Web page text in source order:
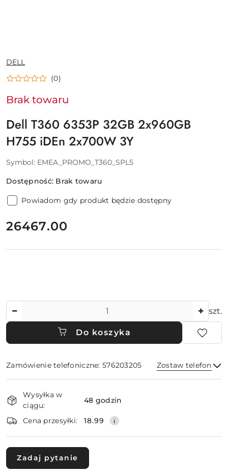
NAZWA
PRODUCENTA:
DELL
(0)
Brak towaru
Dell T360 6353P 32GB 2x960GB
H755 iDEn 2x700W 3Y
Symbol: EMEA_PROMO_T360_SPL5
Dostępność: Brak towaru
Powiadom gdy produkt będzie dostępny
cena:
26467.00
szt.
Do koszyka
Zamówienie telefoniczne: 576203205 Zostaw telefon
i
dostawa
Wysyłka w
ciągu:
48 godzin
Cena przesyłki: 18.99
Zadaj pytanie